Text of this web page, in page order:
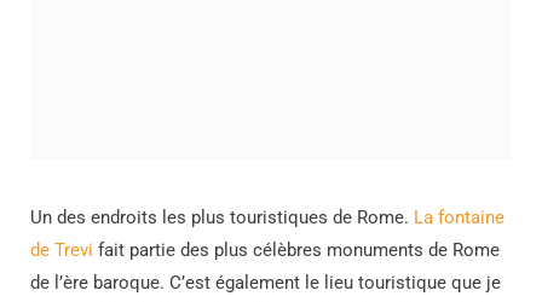
Un des endroits les plus touristiques de Rome. La fontaine
de Trevi fait partie des plus célèbres monuments de Rome
de l’ère baroque. C’est également le lieu touristique que je